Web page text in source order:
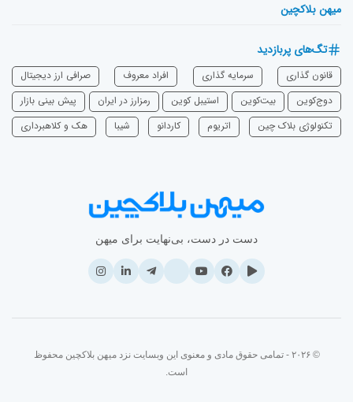
میهن بلاکچین
تگ‌های پربازدید
قانون گذاری سرمایه‌ گذاری افراد معروف
صرافی ارز دیجیتال
دوج‌کوین
بیت‌کوین استیبل کوین رمزارز در ایران
پیش بینی بازار
تکنولوژی بلاک چین
اتریوم ‌کاردانو شیبا هک و کلاهبرداری
دست در دست، بی‌نهایت برای میهن
© ۲۰۲۶ - تمامی حقوق مادی و معنوی این وبسایت نزد میهن بلاکچین محفوظ
است.